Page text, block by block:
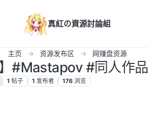
真紅の資源討論組
主页 资源发布区 网赚盘资源
#Mastapov #同人作品
1 帖子 1 发布者 176 浏览
上午6:47